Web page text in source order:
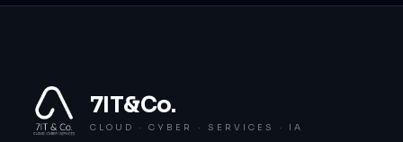
7IT&Co.
CLOUD · CYBER · SERVICES · IA